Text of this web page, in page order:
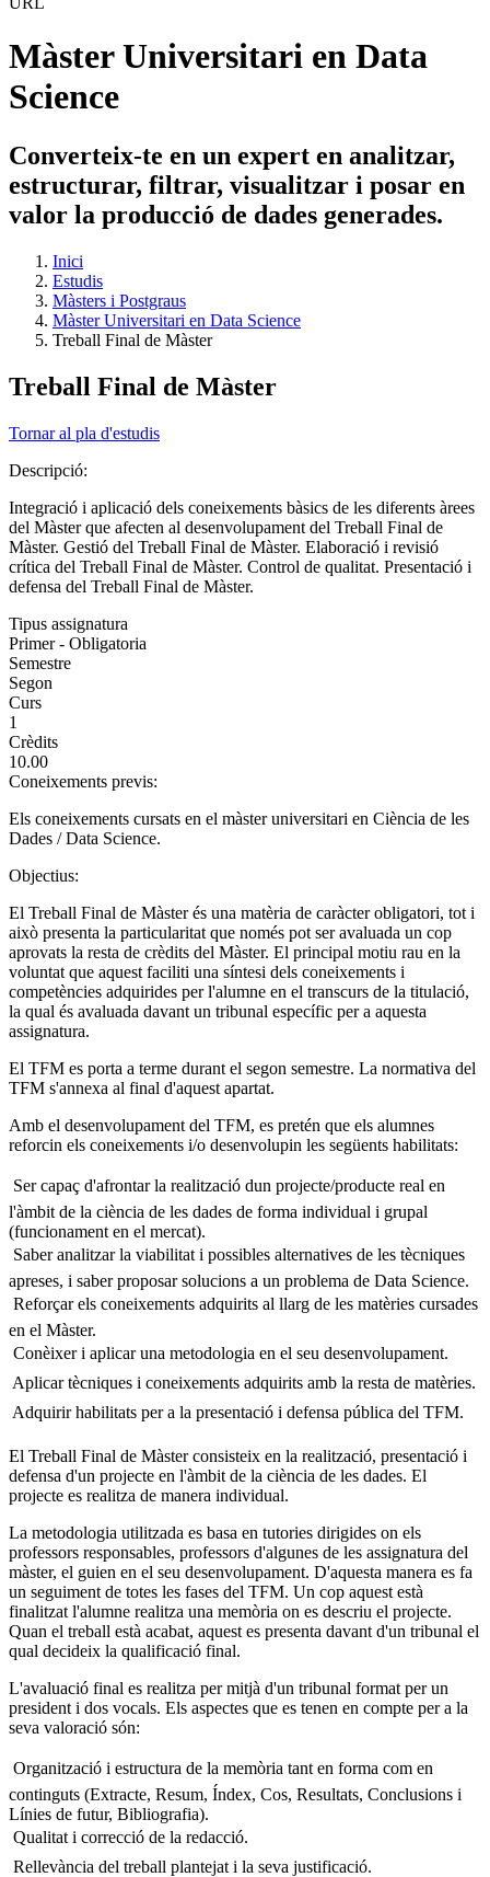
Màster Universitari en Data
Science
Converteix-te en un expert en analitzar,
estructurar, filtrar, visualitzar i posar en
valor la producció de dades generades.
Inici
Estudis
Màsters i Postgraus
Màster Universitari en Data Science
Treball Final de Màster
Treball Final de Màster
Tornar al pla d'estudis
Descripció:
Integració i aplicació dels coneixements bàsics de les diferents àrees
del Màster que afecten al desenvolupament del Treball Final de
Màster. Gestió del Treball Final de Màster. Elaboració i revisió
crítica del Treball Final de Màster. Control de qualitat. Presentació i
defensa del Treball Final de Màster.
Tipus assignatura
Primer - Obligatoria
Semestre
Segon
Curs
1
Crèdits
10.00
Coneixements previs:
Els coneixements cursats en el màster universitari en Ciència de les
Dades / Data Science.
Objectius:
El Treball Final de Màster és una matèria de caràcter obligatori, tot i
això presenta la particularitat que només pot ser avaluada un cop
aprovats la resta de crèdits del Màster. El principal motiu rau en la
voluntat que aquest faciliti una síntesi dels coneixements i
competències adquirides per l'alumne en el transcurs de la titulació,
la qual és avaluada davant un tribunal específic per a aquesta
assignatura.
El TFM es porta a terme durant el segon semestre. La normativa del
TFM s'annexa al final d'aquest apartat.
Amb el desenvolupament del TFM, es pretén que els alumnes
reforcin els coneixements i/o desenvolupin les següents habilitats:
 Ser capaç d'afrontar la realització dun projecte/producte real en
l'àmbit de la ciència de les dades de forma individual i grupal
(funcionament en el mercat).
 Saber analitzar la viabilitat i possibles alternatives de les tècniques
apreses, i saber proposar solucions a un problema de Data Science.
 Reforçar els coneixements adquirits al llarg de les matèries cursades
en el Màster.
 Conèixer i aplicar una metodologia en el seu desenvolupament.
 Aplicar tècniques i coneixements adquirits amb la resta de matèries.
 Adquirir habilitats per a la presentació i defensa pública del TFM.
El Treball Final de Màster consisteix en la realització, presentació i
defensa d'un projecte en l'àmbit de la ciència de les dades. El
projecte es realitza de manera individual.
La metodologia utilitzada es basa en tutories dirigides on els
professors responsables, professors d'algunes de les assignatura del
màster, el guien en el seu desenvolupament. D'aquesta manera es fa
un seguiment de totes les fases del TFM. Un cop aquest està
finalitzat l'alumne realitza una memòria on es descriu el projecte.
Quan el treball està acabat, aquest es presenta davant d'un tribunal el
qual decideix la qualificació final.
L'avaluació final es realitza per mitjà d'un tribunal format per un
president i dos vocals. Els aspectes que es tenen en compte per a la
seva valoració són:
 Organització i estructura de la memòria tant en forma com en
continguts (Extracte, Resum, Índex, Cos, Resultats, Conclusions i
Línies de futur, Bibliografia).
 Qualitat i correcció de la redacció.
 Rellevància del treball plantejat i la seva justificació.